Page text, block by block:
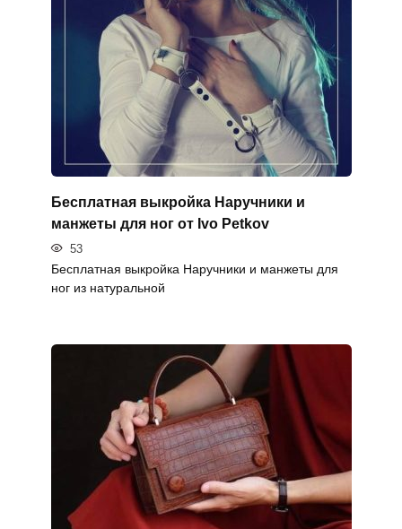
Бесплатная выкройка Наручники и
манжеты для ног от Ivo Petkov
53
Бесплатная выкройка Наручники и манжеты для
ног из натуральной